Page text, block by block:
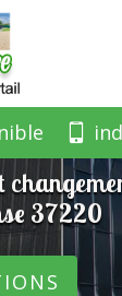
37220